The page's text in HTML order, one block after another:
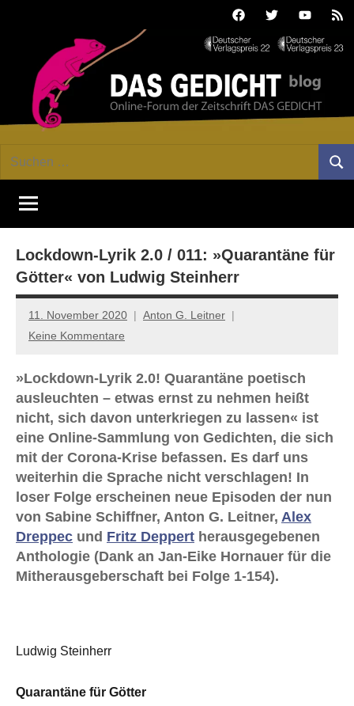
FacebookTwitterYoutube
GEDICHT
blog
Forum
von
DAS
Lyrik,
Essay
Suchen
Lockdown-Lyrik 2.0 / 011: »Quarantäne für
Götter« von Ludwig Steinherr
11. November 2020
Anton G. Leitner
Keine Kommentare
»Lockdown-Lyrik 2.0! Quarantäne poetisch
ausleuchten – etwas ernst zu nehmen heißt
nicht, sich davon unterkriegen zu lassen« ist
eine Online-Sammlung von Gedichten, die sich
mit der Corona-Krise befassen. Es darf uns
weiterhin die Sprache nicht verschlagen! In
loser Folge erscheinen neue Episoden der nun
von Sabine Schiffner, Anton G. Leitner, Alex
Dreppec und Fritz Deppert herausgegebenen
Anthologie (Dank an Jan-Eike Hornauer für die
Mitherausgeberschaft bei Folge 1-154).
Ludwig Steinherr
Quarantäne für Götter